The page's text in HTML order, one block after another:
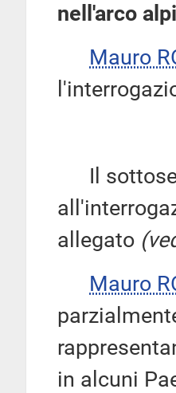
nell'arco
Mauro
Il
allegato
Mauro
in alcuni